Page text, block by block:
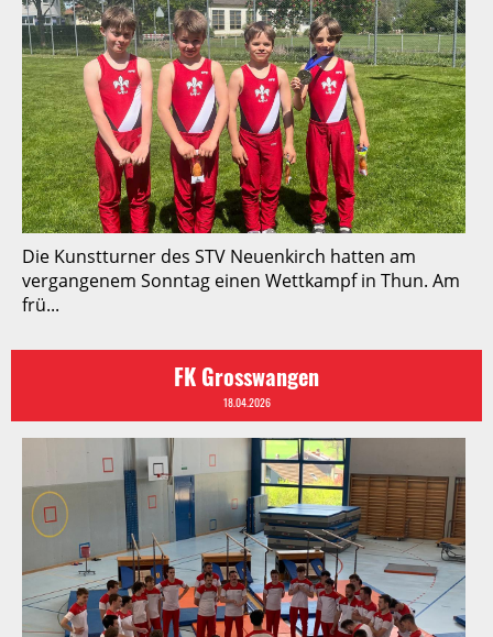
Die Kunstturner des STV Neuenkirch hatten am
vergangenem Sonntag einen Wettkampf in Thun. Am
frü...
FK Grosswangen
18.04.2026